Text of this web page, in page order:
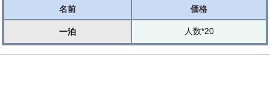
名前 価格
一泊 人数*20